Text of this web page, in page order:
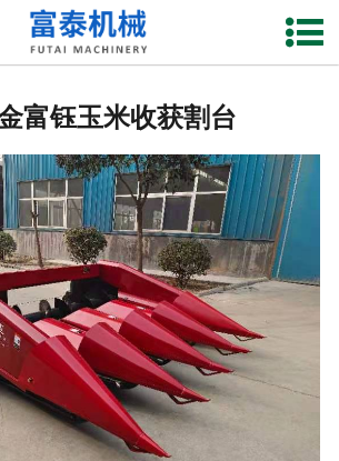
网站首页
江苏花生剥壳机
江苏玉米割台
江苏铡草机
江苏上料机
富钰玉米收获割台